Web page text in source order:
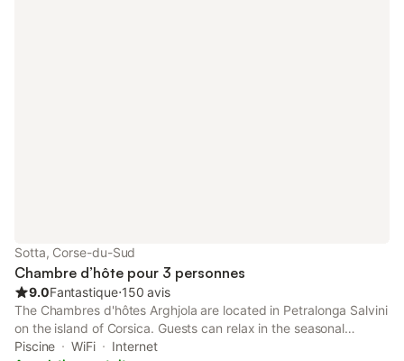
Sotta, Corse-du-Sud
Chambre d’hôte pour 3 personnes
9.0Fantastique⋅150 avis
The Chambres d'hôtes Arghjola are located in Petralonga Salvini
on the island of Corsica. Guests can relax in the seasonal
outdoor pool or on Santa Giulia beach, 7.2 km from the
Piscine WiFi
Internet